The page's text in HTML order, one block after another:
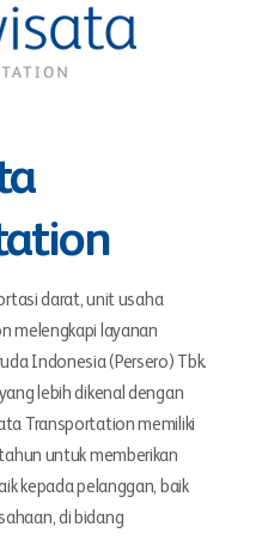
darat, unit usaha
melengkapi layanan
Indonesia (Persero) Tbk.
lebih dikenal dengan
Transportation memiliki
untuk memberikan
kepada pelanggan, baik
di bidang